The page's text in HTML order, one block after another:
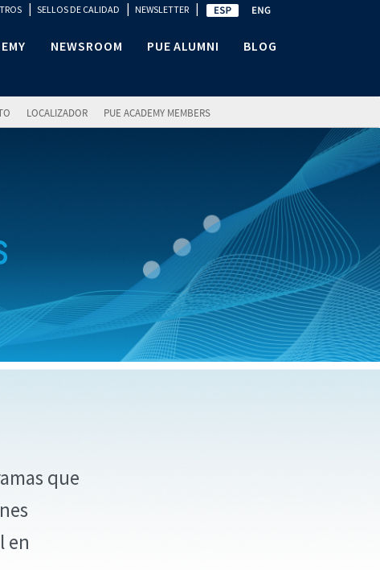
| SELLOS DE CALIDAD | NEWSLETTER |
NEWSROOM PUE ALUMNI BLOG
LOCALIZADOR PUE ACADEMY MEMBERS
que
en